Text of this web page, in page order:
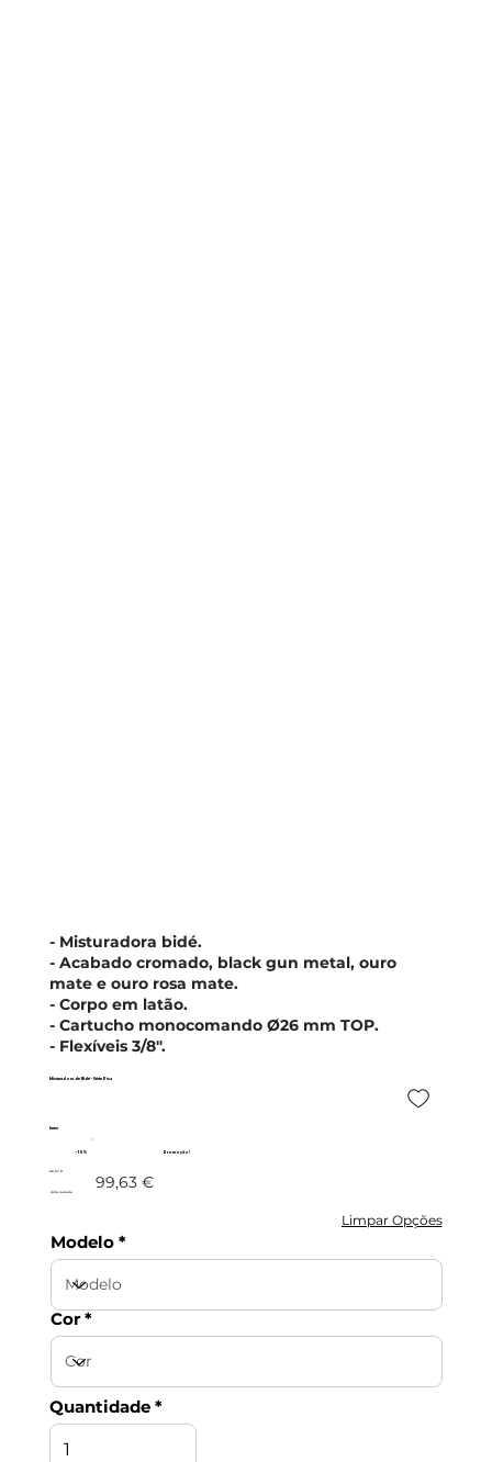
Misturadora de Bidé - Série Pisa
Imex
Promoção!
- 10%
89,67 € 99,63 €
c/IVA incluído
Limpar Opções
Modelo
Cor
Quantidade
- Misturadora bidé.
- Acabado cromado, black gun metal, ouro
mate e ouro rosa mate.
- Corpo em latão.
- Cartucho monocomando Ø26 mm TOP.
- Flexíveis 3/8".